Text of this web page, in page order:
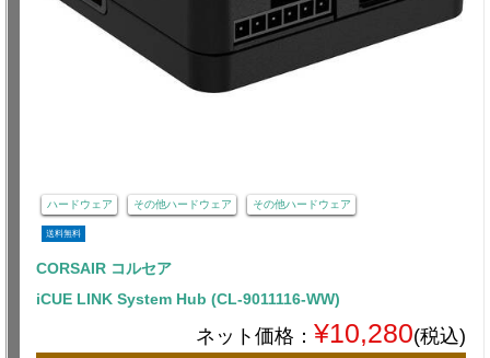
ハードウェア その他ハードウェア その他ハードウェア
送料無料
CORSAIR コルセア
iCUE LINK System Hub (CL-9011116-WW)
ネット価格： ¥10,280(税込)